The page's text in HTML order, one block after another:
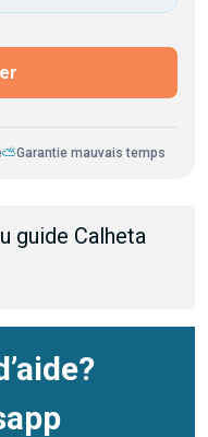
⛅Garantie mauvais temps
guide Calheta